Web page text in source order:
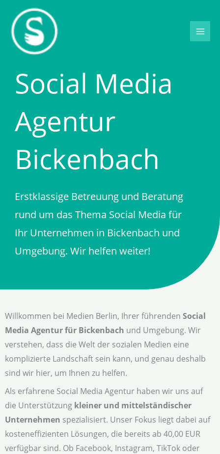
Inhalt
springen
Social Media
Agentur
Bickenbach
Erstklassige Betreuung und Beratung
rund um das Thema Social Media für
Ihr Unternehmen in Bickenbach und
Umgebung. Wir helfen weiter!
Willkommen bei Medien Berlin, Ihrer führenden Social
Media Agentur für Bickenbach und Umgebung. Wir
verstehen, dass die Welt der sozialen Medien eine
komplizierte Landschaft sein kann, und genau deshalb
sind wir hier, um Ihnen zu helfen.
Als erfahrene Social Media Agentur haben wir uns auf
die Unterstützung kleiner und mittelständischer
Unternehmen spezialisiert. Unser Fokus liegt dabei auf
kosteneffizienten Lösungen, die bereits ab 40,00 EUR
verfügbar sind. Ob Facebook, Instagram, TikTok oder